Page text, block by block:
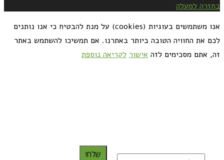
בחזרה למעלה
אנו משתמשים בעוגיות (cookies) על מנת להבטיח כי אנו נותנים
לכם את החוויה הטובה ביותר באתרנו. אם תמשיכו להשתמש באתר
זה, אתם מסכימים לזה אישור לקריאה נוספת
שלח!